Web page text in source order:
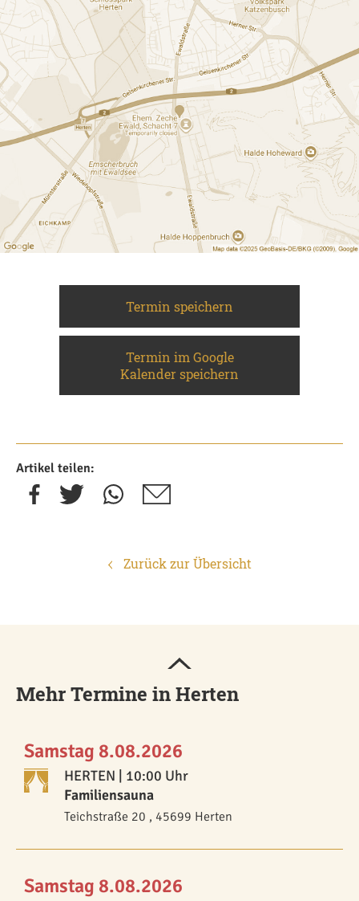
Termin speichern
Termin im Google
Kalender speichern
Artikel teilen:
Zurück zur Übersicht
Mehr Termine in Herten
Samstag 8.08.2026
HERTEN | 10:00 Uhr
Familiensauna
Teichstraße 20 , 45699 Herten
Samstag 8.08.2026